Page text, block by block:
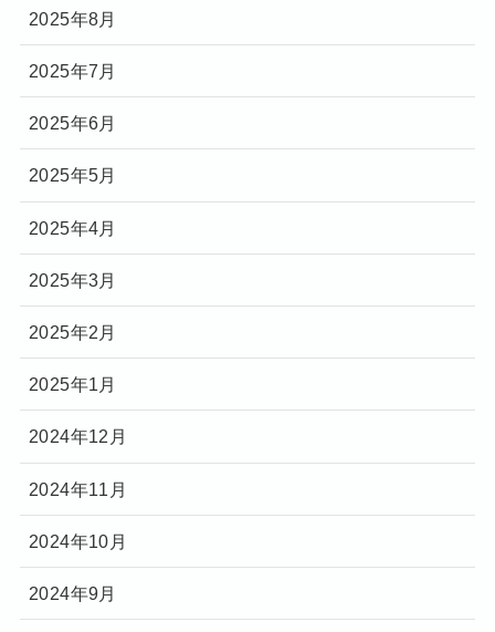
2025年8月
2025年7月
2025年6月
2025年5月
2025年4月
2025年3月
2025年2月
2025年1月
2024年12月
2024年11月
2024年10月
2024年9月